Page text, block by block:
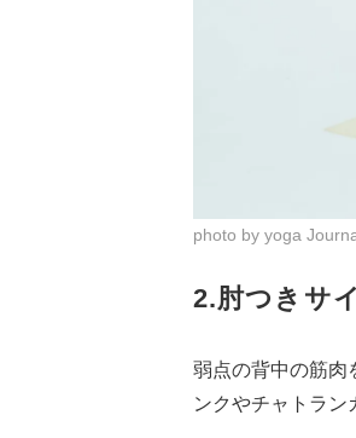
photo by yoga
2.肘つきサ
弱点の背中の筋肉
ンクやチャトラン